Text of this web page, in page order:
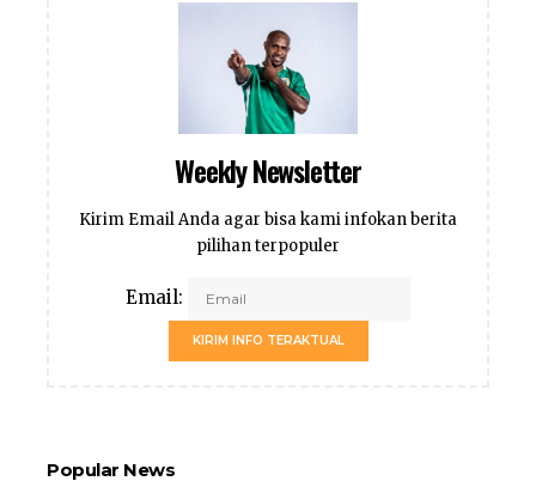
Weekly Newsletter
Kirim Email Anda agar bisa kami infokan berita
pilihan terpopuler
Email:
KIRIM INFO TERAKTUAL
Popular News